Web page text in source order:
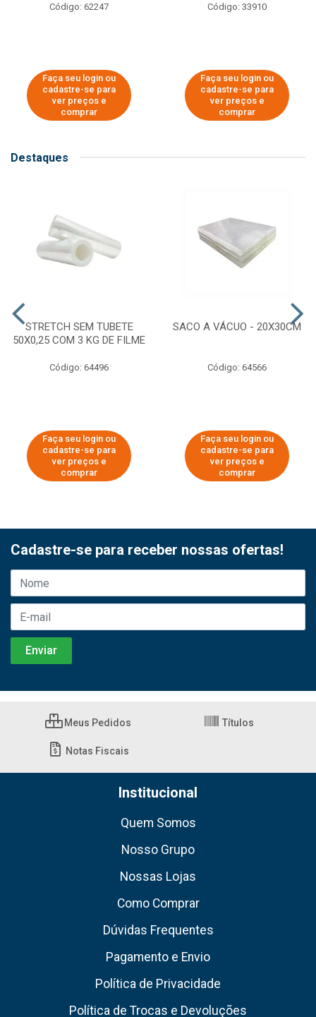
Código: 62247
Faça seu login ou
cadastre-se para
ver preços e
comprar
Código: 33910
Faça seu login ou
cadastre-se para
ver preços e
comprar
Destaques
STRETCH SEM TUBETE
50X0,25 COM 3 KG DE FILME
Código: 64496
Faça seu login ou
cadastre-se para
ver preços e
comprar
SACO A VÁCUO - 20X30CM
Código: 64566
Faça seu login ou
cadastre-se para
ver preços e
comprar
Cadastre-se para receber nossas ofertas!
Meus Pedidos Títulos
Notas Fiscais
Institucional
Quem Somos
Nosso Grupo
Nossas Lojas
Como Comprar
Dúvidas Frequentes
Pagamento e Envio
Política de Privacidade
Política de Trocas e Devoluções